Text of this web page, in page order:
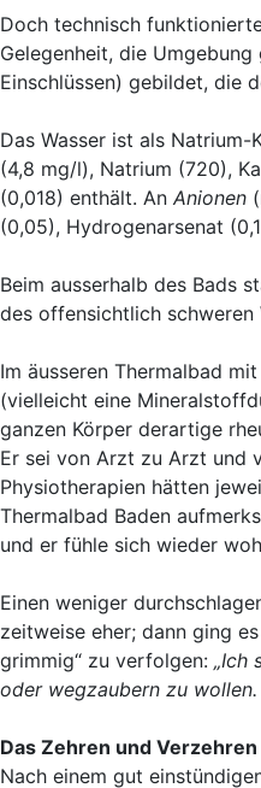
Doch technisch
Gelegenheit, die
Einschlüssen) gebildet, die
Das Wasser ist als
(4,8 mg/l), Natrium (720),
(0,018) enthält. An Anionen
(0,05), Hydrogenarsenat
Beim ausserhalb des Bads
des offensichtlich schweren
Im äusseren Thermalbad
(vielleicht eine
ganzen Körper derartige
Er sei von Arzt zu Arzt und
Physiotherapien hätten
Thermalbad Baden
und er fühle sich wieder
Einen weniger
zeitweise eher; dann ging
grimmig“ zu verfolgen: „Ich
oder wegzaubern zu
Das Zehren und Verzehren
Nach einem gut